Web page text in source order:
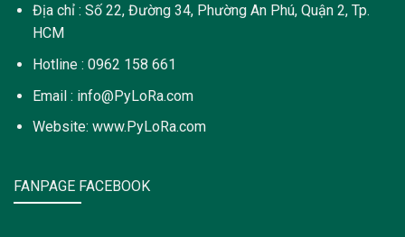
Địa chỉ : Số 22, Đường 34, Phường An Phú, Quận 2, Tp.
HCM
Hotline : 0962 158 661
Email : info@PyLoRa.com
Website: www.PyLoRa.com
FANPAGE FACEBOOK